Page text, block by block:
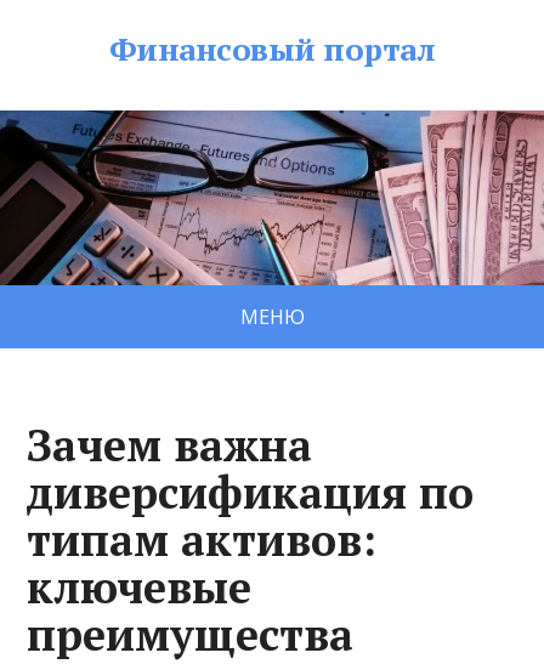
Финансовый портал
МЕНЮ
Зачем важна
диверсификация по
типам активов:
ключевые
преимущества